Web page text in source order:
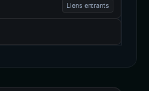
Liens entrants